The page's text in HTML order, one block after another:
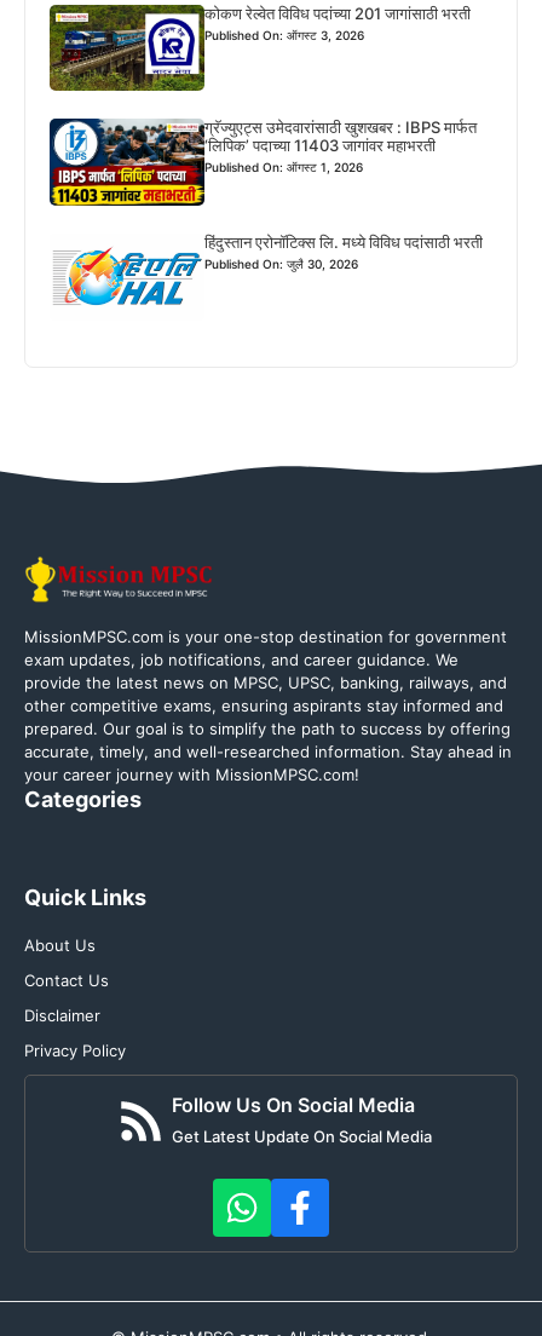
कोकण रेल्वेत विविध पदांच्या 201 जागांसाठी भरती
Published On: ऑगस्ट 3, 2026
ग्रॅज्युएट्स उमेदवारांसाठी खुशखबर : IBPS मार्फत
‘लिपिक’ पदाच्या 11403 जागांवर महाभरती
Published On: ऑगस्ट 1, 2026
हिंदुस्तान एरोनॉटिक्स लि. मध्ये विविध पदांसाठी भरती
Published On: जुलै 30, 2026
MissionMPSC.com is your one-stop destination for government
exam updates, job notifications, and career guidance. We
provide the latest news on MPSC, UPSC, banking, railways, and
other competitive exams, ensuring aspirants stay informed and
prepared. Our goal is to simplify the path to success by offering
accurate, timely, and well-researched information. Stay ahead in
your career journey with MissionMPSC.com!
Categories
Quick Links
About Us
Contact Us
Disclaimer
Privacy Policy
Follow Us On Social Media
Get Latest Update On Social Media